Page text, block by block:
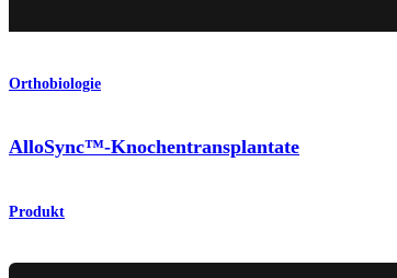
Orthobiologie
AlloSync™-Knochentransplantate
Produkt